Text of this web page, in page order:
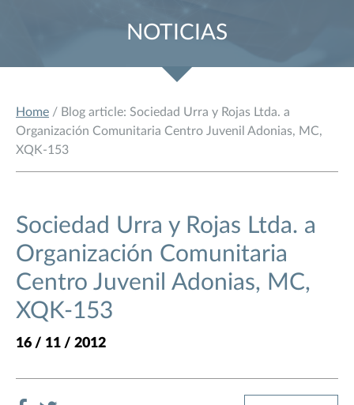
NOTICIAS
Home / Blog article: Sociedad Urra y Rojas Ltda. a
Organización Comunitaria Centro Juvenil Adonias, MC,
XQK-153
Sociedad Urra y Rojas Ltda. a
Organización Comunitaria
Centro Juvenil Adonias, MC,
XQK-153
16 / 11 / 2012